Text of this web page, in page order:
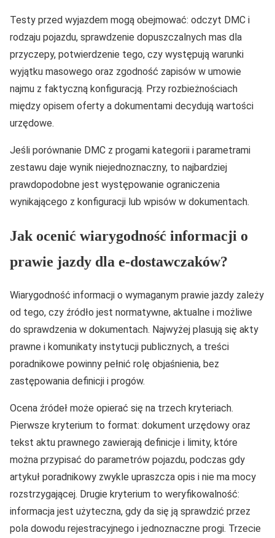
Testy przed wyjazdem mogą obejmować: odczyt DMC i
rodzaju pojazdu, sprawdzenie dopuszczalnych mas dla
przyczepy, potwierdzenie tego, czy występują warunki
wyjątku masowego oraz zgodność zapisów w umowie
najmu z faktyczną konfiguracją. Przy rozbieżnościach
między opisem oferty a dokumentami decydują wartości
urzędowe.
Jeśli porównanie DMC z progami kategorii i parametrami
zestawu daje wynik niejednoznaczny, to najbardziej
prawdopodobne jest występowanie ograniczenia
wynikającego z konfiguracji lub wpisów w dokumentach.
Jak ocenić wiarygodność informacji o
prawie jazdy dla e-dostawczaków?
Wiarygodność informacji o wymaganym prawie jazdy zależy
od tego, czy źródło jest normatywne, aktualne i możliwe
do sprawdzenia w dokumentach. Najwyżej plasują się akty
prawne i komunikaty instytucji publicznych, a treści
poradnikowe powinny pełnić rolę objaśnienia, bez
zastępowania definicji i progów.
Ocena źródeł może opierać się na trzech kryteriach.
Pierwsze kryterium to format: dokument urzędowy oraz
tekst aktu prawnego zawierają definicje i limity, które
można przypisać do parametrów pojazdu, podczas gdy
artykuł poradnikowy zwykle upraszcza opis i nie ma mocy
rozstrzygającej. Drugie kryterium to weryfikowalność:
informacja jest użyteczna, gdy da się ją sprawdzić przez
pola dowodu rejestracyjnego i jednoznaczne progi. Trzecie